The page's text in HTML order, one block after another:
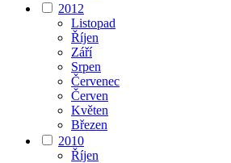
2012
Listopad
Říjen
Září
Srpen
Červenec
Červen
Květen
Březen
2010
Říjen